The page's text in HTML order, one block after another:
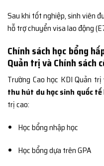
Sau khi tốt nghiệp, sinh viên
hỗ trợ chuyển visa lao động
Chính sách học bổng
Quản trị và Chính sách
Trường Cao học KDI Quản
thu hút du học sinh quốc tế
trị cao:
Học bổng nhập học
Học bổng dựa trên GPA